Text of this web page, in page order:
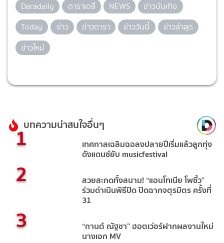
Daradaily ดาราเดลี่ NEWS
ข่าวบันเทิง
Today
ข่าว ข่าวดารา ข่าววันนี้
ข่าวล่าสุด
ข่าวใหม่
บทความน่าสนใจอื่นๆ
1 เทศกาลเฉลิมฉอลงปลายปีเริ่มแล้วลูกทุ่ง
ดังแดนซ์ยับ musicfestival
2 สวยสะกดทั้งสนาม! “แอนโทเนีย โพซิ้ว”
ร่วมดำเนินพิธีปิด ปิดฉากจตุรมิตร ครั้งที่
31
3 “กานต์ ณัฐชา” ฮอตเว่อร์ฝากผลงานใหม่
นางเอก MV